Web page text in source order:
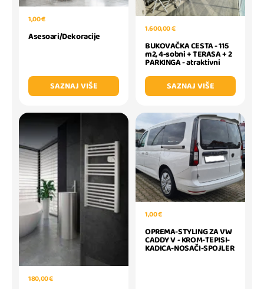
1,00 €
Asesoari/Dekoracije
SAZNAJ VIŠE
1.600,00 €
BUKOVAČKA CESTA - 115
m2, 4-sobni + TERASA + 2
PARKINGA - atraktivni
SAZNAJ VIŠE
180,00 €
1,00 €
OPREMA-STYLING ZA VW
CADDY V - KROM-TEPISI-
KADICA-NOSAČI-SPOJLER